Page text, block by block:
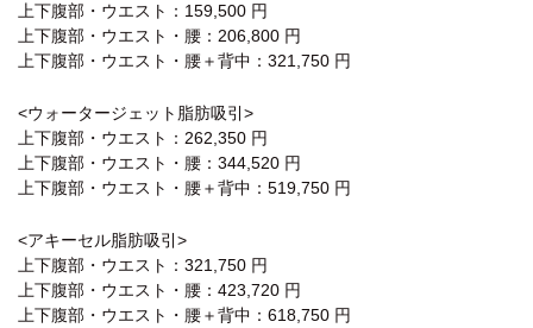
上下腹部・ウエスト：159,500 円
上下腹部・ウエスト・腰：206,800 円
上下腹部・ウエスト・腰＋背中：321,750 円
<ウォータージェット脂肪吸引>
上下腹部・ウエスト：262,350 円
上下腹部・ウエスト・腰：344,520 円
上下腹部・ウエスト・腰＋背中：519,750 円
<アキーセル脂肪吸引>
上下腹部・ウエスト：321,750 円
上下腹部・ウエスト・腰：423,720 円
上下腹部・ウエスト・腰＋背中：618,750 円